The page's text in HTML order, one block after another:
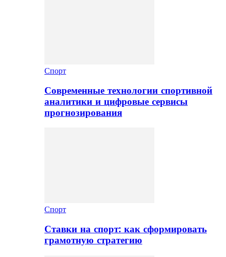
Спорт
Современные технологии спортивной
аналитики и цифровые сервисы
прогнозирования
Спорт
Ставки на спорт: как сформировать
грамотную стратегию